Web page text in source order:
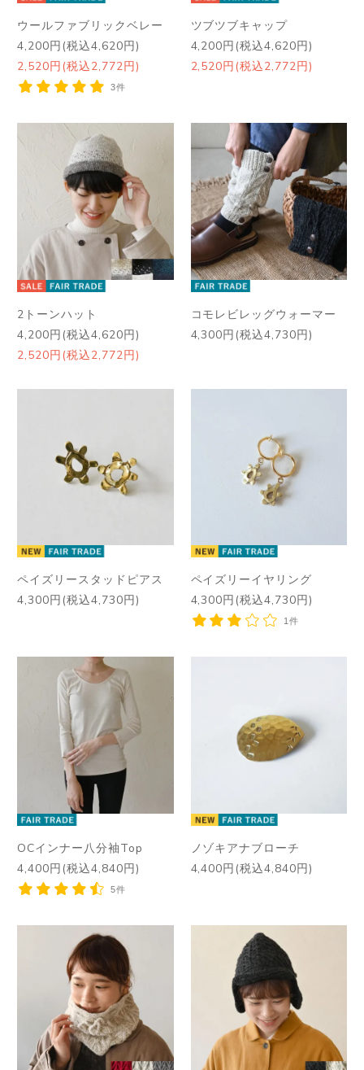
ウールファブリックベレー
4,200円(税込4,620円)
2,520円(税込2,772円)
3件
ツブツブキャップ
4,200円(税込4,620円)
2,520円(税込2,772円)
2トーンハット
4,200円(税込4,620円)
2,520円(税込2,772円)
コモレビレッグウォーマー
4,300円(税込4,730円)
ペイズリースタッドピアス
4,300円(税込4,730円)
ペイズリーイヤリング
4,300円(税込4,730円)
1件
OCインナー八分袖Top
4,400円(税込4,840円)
5件
ノゾキアナブローチ
4,400円(税込4,840円)